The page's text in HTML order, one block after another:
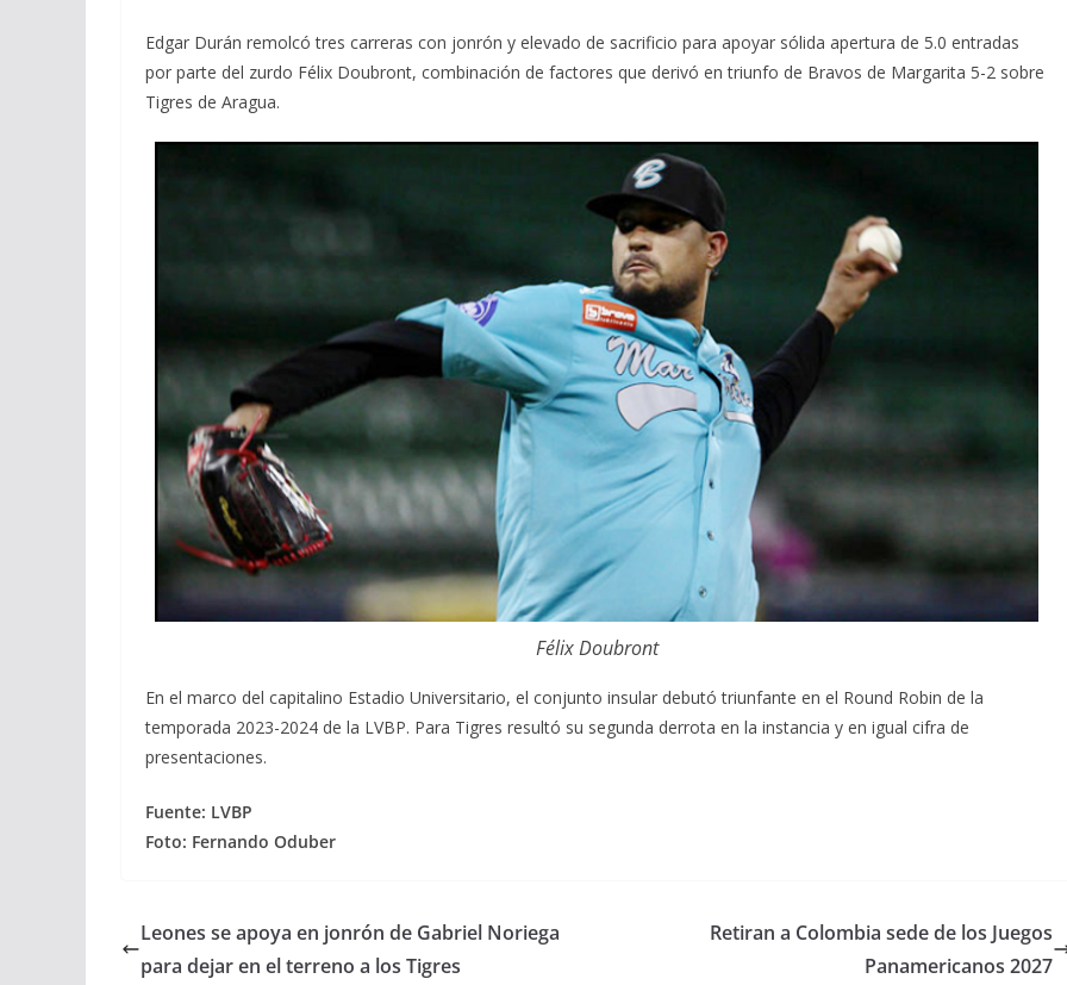
Edgar Durán remolcó tres carreras con jonrón y elevado de sacrificio para apoyar sólida apertura de 5.0 entradas
por parte del zurdo Félix Doubront, combinación de factores que derivó en triunfo de Bravos de Margarita 5-2 sobre
Tigres de Aragua.
Félix Doubront
En el marco del capitalino Estadio Universitario, el conjunto insular debutó triunfante en el Round Robin de la
temporada 2023-2024 de la LVBP. Para Tigres resultó su segunda derrota en la instancia y en igual cifra de
presentaciones.
Fuente: LVBP
Foto: Fernando Oduber
Leones se apoya en jonrón de Gabriel Noriega
para dejar en el terreno a los Tigres
Retiran a Colombia sede de los Juegos
Panamericanos 2027